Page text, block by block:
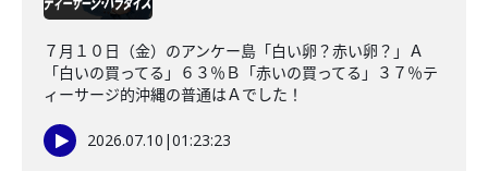
７月１０日（金）のアンケー島「白い卵？赤い卵？」Ａ
「白いの買ってる」６３％Ｂ「赤いの買ってる」３７％テ
ィーサージ的沖縄の普通はＡでした！
2026.07.10 |01:23:23